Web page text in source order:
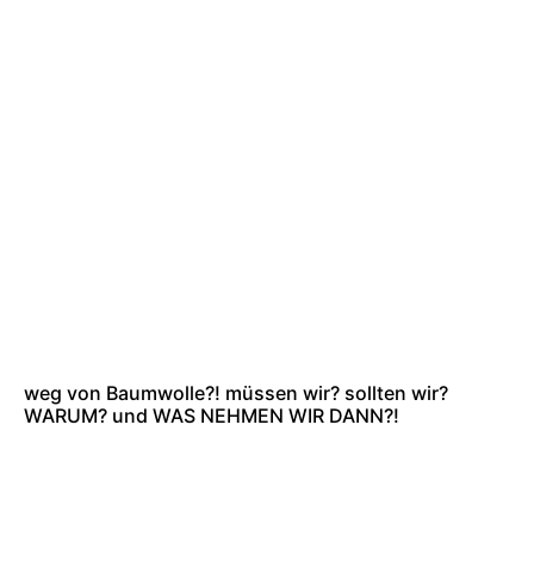
weg von Baumwolle?! müssen wir? sollten wir?
WARUM? und WAS NEHMEN WIR DANN?!